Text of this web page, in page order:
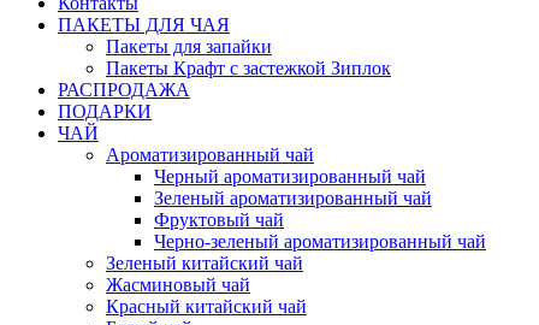
ПАКЕТЫ ДЛЯ ЧАЯ
Пакеты для запайки
Пакеты Крафт с застежкой Зиплок
РАСПРОДАЖА
ПОДАРКИ
ЧАЙ
Ароматизированный чай
Черный ароматизированный чай
Зеленый ароматизированный чай
Фруктовый чай
Черно-зеленый ароматизированный чай
Зеленый китайский чай
Жасминовый чай
Красный китайский чай